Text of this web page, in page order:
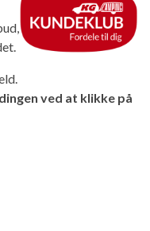
ved at klikke på